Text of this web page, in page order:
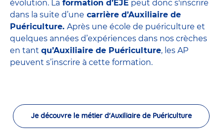
évolution. La formation d’EJE peut donc s'inscrire
dans la suite d’une carrière d’Auxiliaire de
Puériculture. Après une école de puériculture et
quelques années d’expériences dans nos crèches
en tant qu’Auxiliaire de Puériculture, les AP
peuvent s’inscrire à cette formation.
Je découvre le métier d'Auxiliaire de Puériculture